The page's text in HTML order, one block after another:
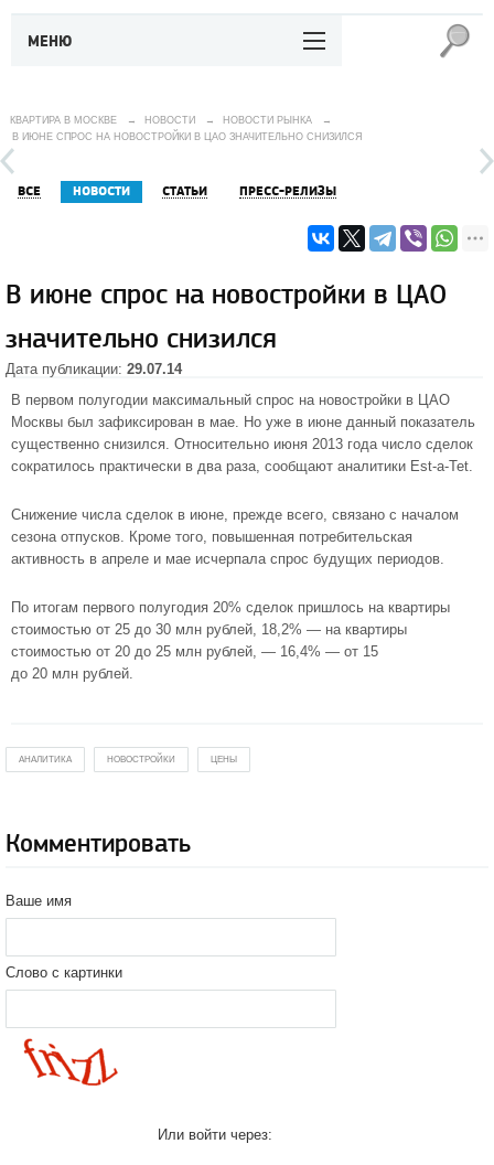
МЕНЮ
КВАРТИРА В МОСКВЕ → НОВОСТИ → НОВОСТИ РЫНКА
→
В ИЮНЕ СПРОС НА НОВОСТРОЙКИ В ЦАО ЗНАЧИТЕЛЬНО СНИЗИЛСЯ
ВСЕ НОВОСТИ СТАТЬИ ПРЕСС-РЕЛИЗЫ
В июне спрос на новостройки в ЦАО
значительно снизился
Дата публикации: 29.07.14
В первом полугодии максимальный спрос на новостройки в ЦАО
Москвы был зафиксирован в мае. Но уже в июне данный показатель
существенно снизился. Относительно июня 2013 года число сделок
сократилось практически в два раза, сообщают аналитики Est-a-Tet.
Снижение числа сделок в июне, прежде всего, связано с началом
сезона отпусков. Кроме того, повышенная потребительская
активность в апреле и мае исчерпала спрос будущих периодов.
По итогам первого полугодия 20% сделок пришлось на квартиры
стоимостью от 25 до 30 млн рублей, 18,2% — на квартиры
стоимостью от 20 до 25 млн рублей, — 16,4% — от 15
до 20 млн рублей.
АНАЛИТИКА НОВОСТРОЙКИ ЦЕНЫ
Комментировать
Ваше имя
Слово с картинки
Или войти через: